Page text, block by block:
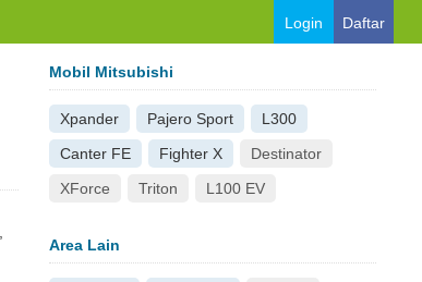
Login Daftar
Mobil Mitsubishi
Xpander Pajero Sport
L300
Canter FE
Fighter X
Destinator
XForce
Triton L100 EV
Area Lain